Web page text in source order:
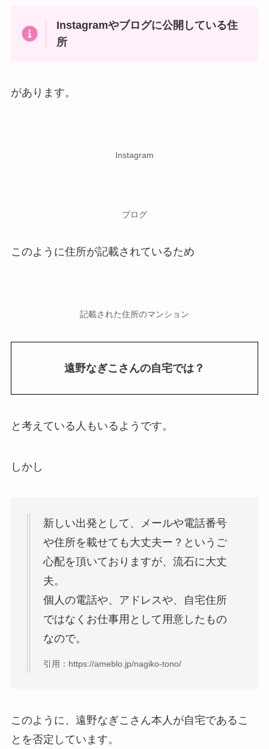
Instagramやブログに公開している住
所
があります。
Instagram
ブログ
このように住所が記載されているため
記載された住所のマンション
遠野なぎこさんの自宅では？
と考えている人もいるようです。
しかし
新しい出発として、メールや電話番号
や住所を載せても大丈夫ー？というご
心配を頂いておりますが、流石に大丈
夫。
個人の電話や、アドレスや、自宅住所
ではなくお仕事用として用意したもの
なので。
引用：https://ameblo.jp/nagiko-tono/
このように、遠野なぎこさん本人が自宅であるこ
とを否定しています。